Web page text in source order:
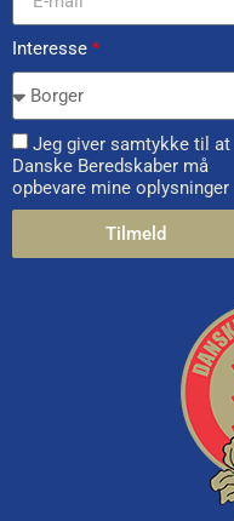
Interesse *
Jeg giver samtykke til at
Danske Beredskaber må
opbevare mine oplysninger
Tilmeld